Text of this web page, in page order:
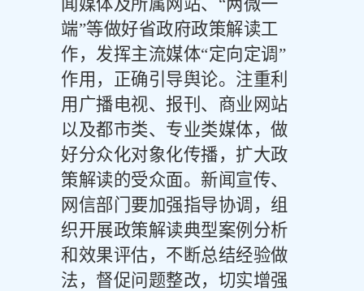
端”等做好省政府政策解读工
作，发挥主流媒体“定向定调”
作用，正确引导舆论。注重利
用广播电视、报刊、商业网站
以及都市类、专业类媒体，做
好分众化对象化传播，扩大政
策解读的受众面。新闻宣传、
网信部门要加强指导协调，组
织开展政策解读典型案例分析
和效果评估，不断总结经验做
法，督促问题整改，切实增强